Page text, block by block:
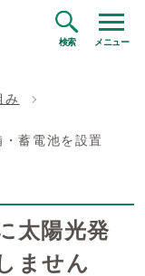
検索 メニュー
み
・蓄電池を設置
太陽光発
ません